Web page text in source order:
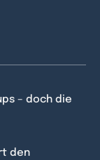
– doch die
den